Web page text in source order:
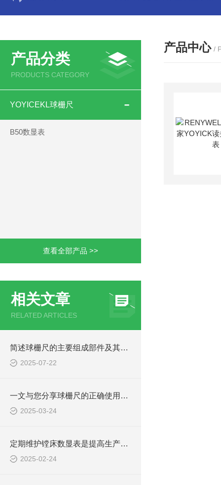
产品分类
PRODUCTS CATEGORY
YOYICEKL球栅尺
B50数显表
查看全部产品 >>
相关文章
RELATED ARTICLES
简述球栅尺的主要组成部件及其功能特点
2025-07-22
一文与您分享球栅尺的正确使用步骤
2025-03-24
定期维护镗床数显表是提高生产效率和加工质量的关键
2025-02-24
产品中心 /